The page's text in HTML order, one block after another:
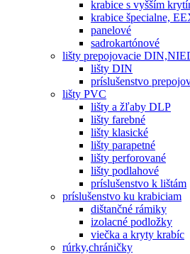
krabice s vyšším
krabice špecialne,
panelové
sadrokartónové
lišty prepojovacie
lišty DIN
príslušenstvo
lišty PVC
lišty a žľaby DLP
lišty farebné
lišty klasické
lišty parapetné
lišty perforované
lišty podlahové
príslušenstvo k lištám
príslušenstvo ku krabiciam
dištančné rámiky
izolacné podložky
viečka a kryty krabíc
rúrky,chráničky